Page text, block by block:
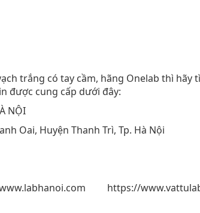
trắng có tay cầm, hãng Onelab thì hãy
được cung cấp dưới đây:
NỘI
Oai, Huyện Thanh Trì, Tp. Hà Nội
https://